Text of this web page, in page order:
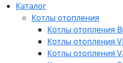
Каталог
Котлы отопления
Котлы отопления
Котлы отопления
Котлы отопления